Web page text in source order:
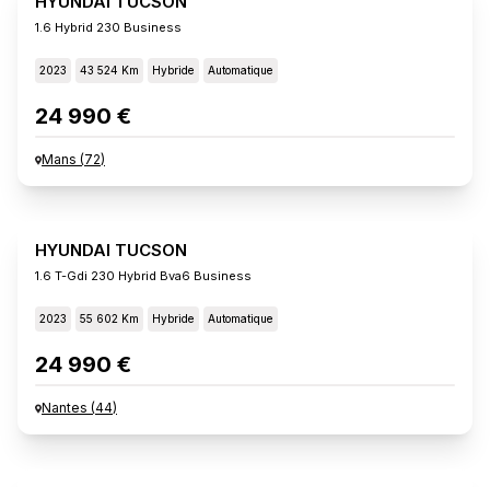
1.6 Hybrid 230 Business
2023 43 524 Km Hybride Automatique
24 990 €
Mans (72)
HYUNDAI TUCSON
1.6 T-Gdi 230 Hybrid Bva6 Business
2023 55 602 Km Hybride Automatique
24 990 €
Nantes (44)